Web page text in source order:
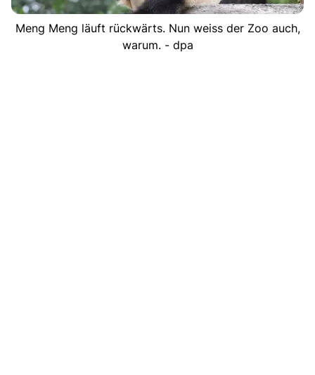
Meng Meng läuft rückwärts. Nun weiss der Zoo auch,
warum. - dpa